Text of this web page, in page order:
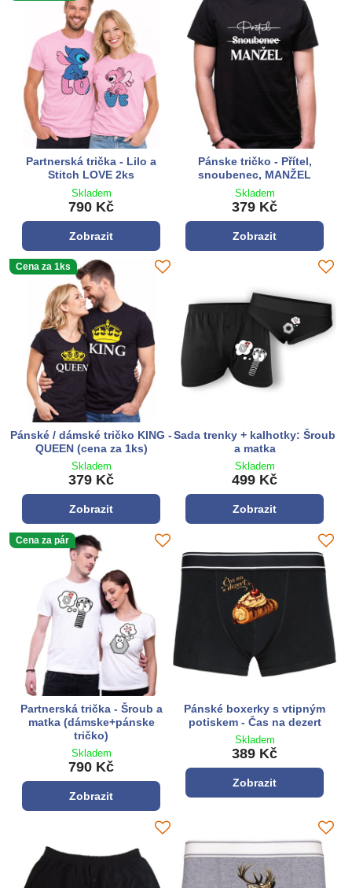
Partnerská trička - Lilo a
Stitch LOVE 2ks
Skladem
790 Kč
Zobrazit
Pánske tričko - Přítel,
snoubenec, MANŽEL
Skladem
379 Kč
Zobrazit
Cena za 1ks
Pánské / dámské tričko KING -
QUEEN (cena za 1ks)
Skladem
379 Kč
Zobrazit
Sada trenky + kalhotky: Šroub
a matka
Skladem
499 Kč
Zobrazit
Cena za pár
Partnerská trička - Šroub a
matka (dámske+pánske
tričko)
Skladem
790 Kč
Zobrazit
Pánské boxerky s vtipným
potiskem - Čas na dezert
Skladem
389 Kč
Zobrazit